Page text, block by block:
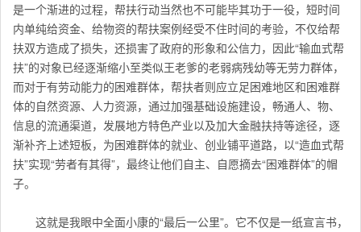
是一个渐进的过程，帮扶行动当然也不可能毕其功于一役，短时间
内单纯给资金、给物资的帮扶案例经受不住时间的考验，不仅给帮
扶双方造成了损失，还损害了政府的形象和公信力，因此“输血式帮
扶”的对象已经逐渐缩小至类似王老爹的老弱病残幼等无劳力群体，
而对于有劳动能力的困难群体，帮扶者则应立足困难地区和困难群
体的自然资源、人力资源，通过加强基础设施建设，畅通人、物、
信息的流通渠道，发展地方特色产业以及加大金融扶持等途径，逐
渐补齐上述短板，为困难群体的就业、创业铺平道路，以“造血式帮
扶”实现“劳者有其得”，最终让他们自主、自愿摘去“困难群体”的帽
子。
这就是我眼中全面小康的“最后一公里”。它不仅是一纸宣言书，